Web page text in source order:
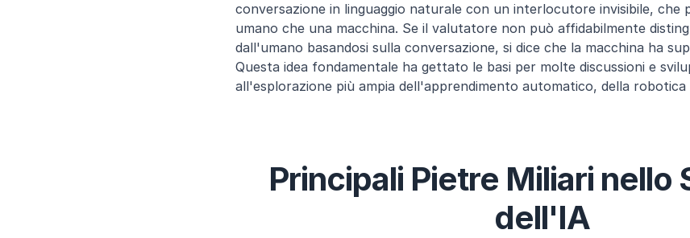
conversazione in linguaggio naturale con un interlocutore invisibile, che
umano che una macchina. Se il valutatore non può affidabilmente
dall'umano basandosi sulla conversazione, si dice che la macchina ha
Questa idea fondamentale ha gettato le basi per molte discussioni e
all'esplorazione più ampia dell'apprendimento automatico, della
Principali Pietre Miliari nello
dell'IA